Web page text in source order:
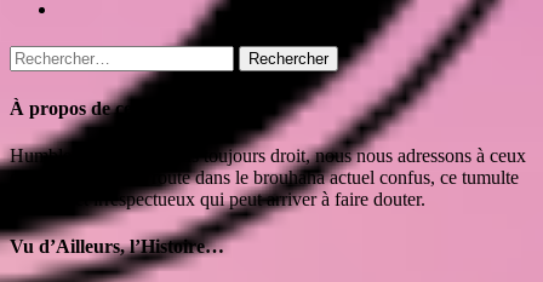
Rechercher :
À propos de ce site
Humble phare isolé mais toujours droit, nous nous adressons à ceux
qui cherchent leur route dans le brouhaha actuel confus, ce tumulte
haineux et irrespectueux qui peut arriver à faire douter.
Vu d’Ailleurs, l’Histoire…